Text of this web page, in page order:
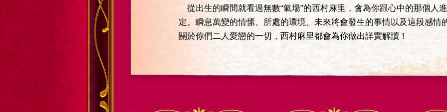
從出生的瞬間就看過無數“氣場”的西村麻里，會為你跟心中的那個人
定。瞬息萬變的情愫、所處的環境、未來將會發生的事情以及這段感
關於你們二人愛戀的一切，西村麻里都會為你做出詳實解讀！